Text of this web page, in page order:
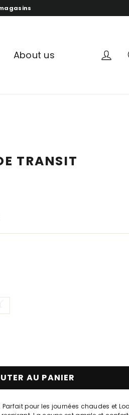
About us
TRANSIT
AU PANIER
Parfait pour les journées chaudes et